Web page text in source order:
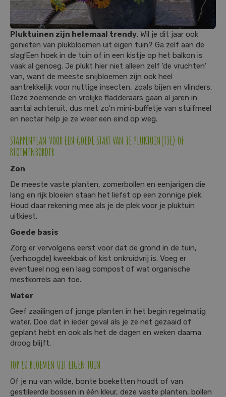
Pluktuinen zijn helemaal trendy. Wil je dit jaar ook
genieten van plukbloemen uit eigen tuin? Ga zelf aan de
slag!Een hoek in de tuin of in een kistje op het balkon is
vaak al genoeg. Je plukt hier niet alleen zelf 'de vruchten'
van, want de meeste snijbloemen zijn ook heel
aantrekkelijk voor nuttige insecten, zoals bijen en vlinders.
Deze zoemende en vrolijke fladderaars gaan al jaren in
aantal achteruit, dus met zo'n mini-buffetje van stuifmeel
en nectar help je ze weer een eind op weg.
STAPPENPLAN VOOR EEN GOEDE START VAN JE PLUKTUIN(TJE) OF
BLOEMENBORDER
Zon
De meeste vaste planten, zomerbollen en eenjarigen die
lang en rijk bloeien staan het liefst op een zonnige plek.
Houd daar rekening mee als je de plek voor je pluktuin
uitkiest.
Goede basis
Zorg er vervolgens eerst voor dat de grond in de tuin,
(verhoogde) kweekbak of kist onkruidvrij is. Voeg er
eventueel nog een laag compost of wat organische
mestkorrels aan toe.
Water
Geef zaailingen of jonge planten in het begin regelmatig
water. Doe dat in ieder geval als je ze net gezaaid of
geplant hebt en ook als het de dagen en weken daarna
droog blijft.
TOP 10 BLOEMEN UIT EIGEN TUIN
Of je nu van wilde, bonte boeketten houdt of van
gestileerde bossen in één kleur, deze vaste planten, bollen